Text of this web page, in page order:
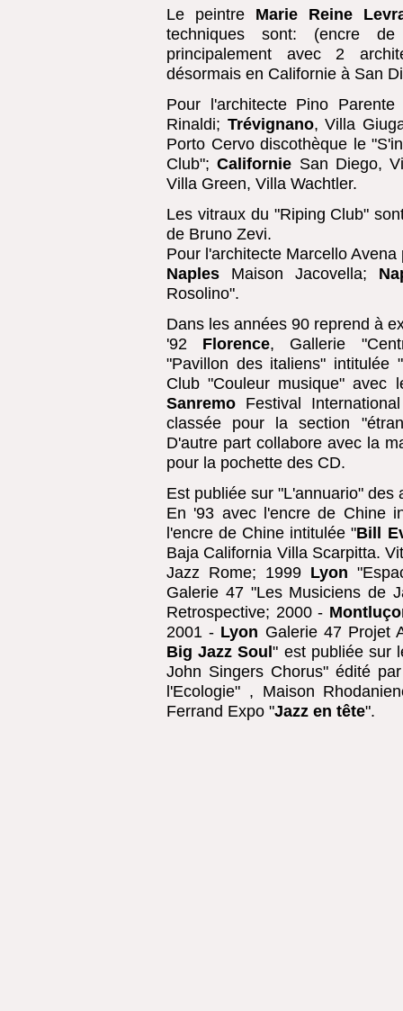
Le peintre Marie Reine
techniques sont: (encre
principalement avec 2
désormais en Californie à San
Pour l'architecte Pino
Rinaldi; Trévignano, Villa
Porto Cervo discothèque le
Club";Californie San Diego,
Villa Green, Villa Wachtler.
Les vitraux du "Riping Club"
de Bruno Zevi.
Pour l'architecte Marcello
Naples Maison Jacovella;
Rosolino".
Dans les années 90 reprend à
'92 Florence, Gallerie
"Pavillon des italiens"
Club "Couleur musique" avec
Sanremo Festival
classée pour la section
D'autre part collabore avec la
pour la pochette des CD.
Est publiée sur "L'annuario" des
En '93 avec l'encre de Chine
l'encre de Chine intitulée "Bill
Baja California Villa Scarpitta.
Jazz Rome; 1999 Lyon
Galerie 47 "Les Musiciens de
Retrospective; 2000 -
2001 - Lyon Galerie 47 Projet
Big Jazz Soul" est publiée sur
John Singers Chorus" édité
l'Ecologie" , Maison
Ferrand Expo "Jazz en tête".